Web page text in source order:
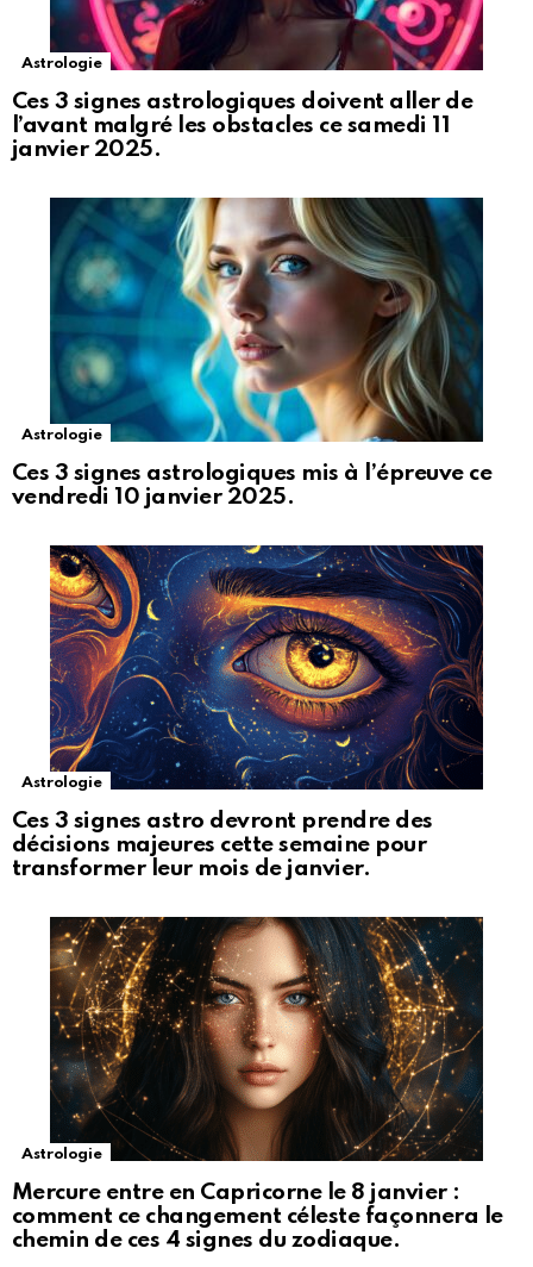
Astrologie
Ces 3 signes astrologiques doivent aller de
l’avant malgré les obstacles ce samedi 11
janvier 2025.
Astrologie
Ces 3 signes astrologiques mis à l’épreuve ce
vendredi 10 janvier 2025.
Astrologie
Ces 3 signes astro devront prendre des
décisions majeures cette semaine pour
transformer leur mois de janvier.
Astrologie
Mercure entre en Capricorne le 8 janvier :
comment ce changement céleste façonnera le
chemin de ces 4 signes du zodiaque.